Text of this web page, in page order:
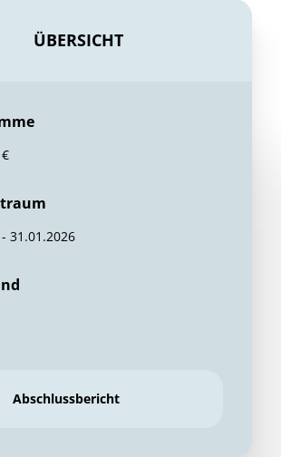
ÜBERSICHT
31.01.2026
Abschlussbericht